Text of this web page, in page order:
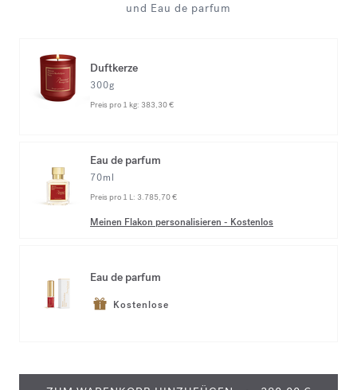
und Eau de parfum
Duftkerze
300g
Preis pro 1 kg: 383,30 €
Eau de parfum
70ml
Preis pro 1 L: 3.785,70 €
Meinen Flakon personalisieren - Kostenlos
Eau de parfum
Kostenlose